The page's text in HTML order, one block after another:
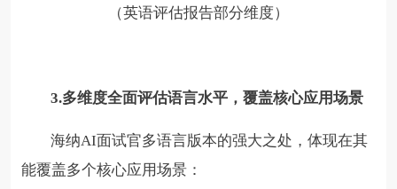
（英语评估报告部分维度）
3.多维度全面评估语言水平，覆盖核心应用场景
海纳AI面试官多语言版本的强大之处，体现在其
能覆盖多个核心应用场景：